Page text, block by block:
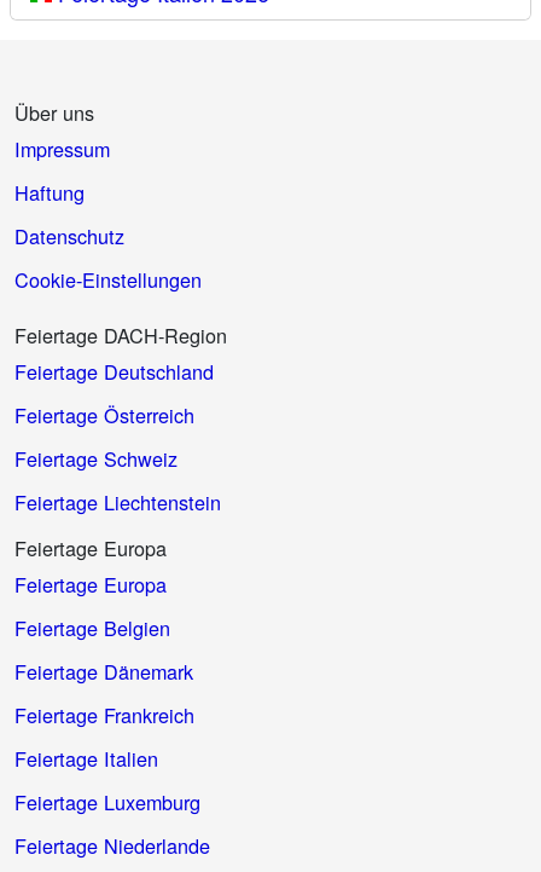
Über uns
Impressum
Haftung
Datenschutz
Cookie-Einstellungen
Feiertage DACH-Region
Feiertage Deutschland
Feiertage Österreich
Feiertage Schweiz
Feiertage Liechtenstein
Feiertage Europa
Feiertage Europa
Feiertage Belgien
Feiertage Dänemark
Feiertage Frankreich
Feiertage Italien
Feiertage Luxemburg
Feiertage Niederlande